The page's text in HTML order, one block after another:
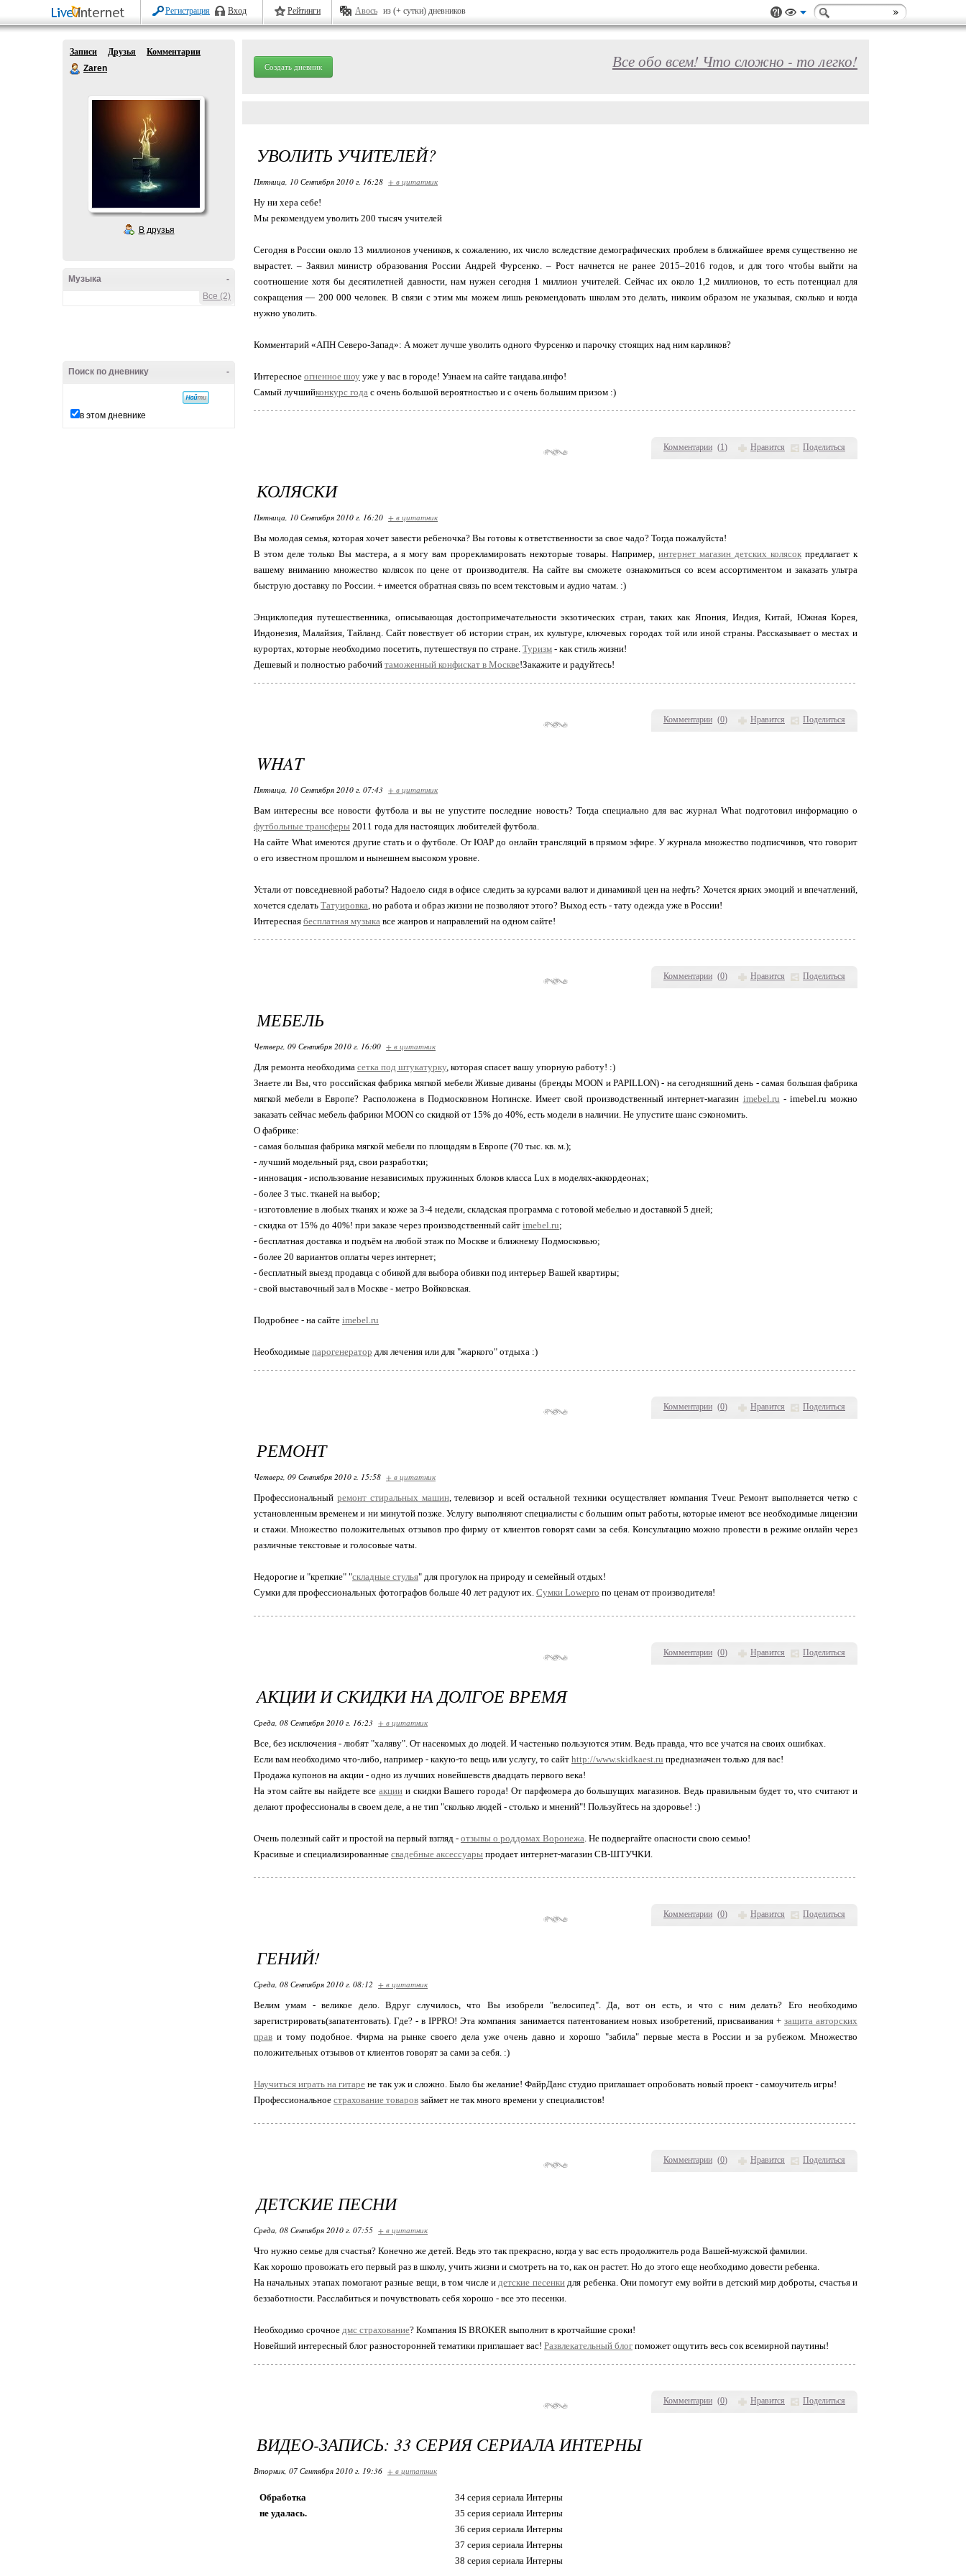
Регистрация Вход Рейтинги Авось из (+ сутки) дневников
Записи Друзья
Комментарии
Zaren
В друзья
-
Музыка
Все (2)
-
Поиск по дневнику
в этом дневнике
Создать дневник Все обо всем! Что сложно - то легко!
Комментарии (1) Нравится Поделиться
УВОЛИТЬ УЧИТЕЛЕЙ?
Пятница, 10 Сентября 2010 г. 16:28 + в цитатник
Ну ни хера себе!
Мы рекомендуем уволить 200 тысяч учителей
Сегодня в России около 13 миллионов учеников, к сожалению, их число вследствие демографических проблем в ближайшее время существенно не
вырастет. – Заявил министр образования России Андрей Фурсенко. – Рост начнется не ранее 2015–2016 годов, и для того чтобы выйти на
соотношение хотя бы десятилетней давности, нам нужен сегодня 1 миллион учителей. Сейчас их около 1,2 миллионов, то есть потенциал для
сокращения — 200 000 человек. В связи с этим мы можем лишь рекомендовать школам это делать, никоим образом не указывая, сколько и когда
нужно уволить.
Комментарий «АПН Северо-Запад»: А может лучше уволить одного Фурсенко и парочку стоящих над ним карликов?
Интересное огненное шоу уже у вас в городе! Узнаем на сайте тандава.инфо!
Самый лучшийконкурс года с очень большой вероятностью и с очень большим призом :)
Комментарии (0) Нравится Поделиться
КОЛЯСКИ
Пятница, 10 Сентября 2010 г. 16:20 + в цитатник
Вы молодая семья, которая хочет завести ребеночка? Вы готовы к ответственности за свое чадо? Тогда пожалуйста!
В этом деле только Вы мастера, а я могу вам прорекламировать некоторые товары. Например, интернет магазин детских колясокпредлагает к
вашему вниманию множество колясок по цене от производителя. На сайте вы сможете ознакомиться со всем ассортиментом и заказать ультра
быструю доставку по России. + имеется обратная связь по всем текстовым и аудио чатам. :)
Энциклопедия путешественника, описывающая достопримечательности экзотических стран, таких как Япония, Индия, Китай, Южная Корея,
Индонезия, Малайзия, Тайланд. Сайт повествует об истории стран, их культуре, ключевых городах той или иной страны. Рассказывает о местах и
курортах, которые необходимо посетить, путешествуя по стране. Туризм - как стиль жизни!
Дешевый и полностью рабочий таможенный конфискат в Москве!Закажите и радуйтесь!
Комментарии (0) Нравится Поделиться
WHAT
Пятница, 10 Сентября 2010 г. 07:43 + в цитатник
Вам интересны все новости футбола и вы не упустите последние новость? Тогда специально для вас журнал What подготовил информацию о
футбольные трансферы 2011 года для настоящих любителей футбола.
На сайте What имеются другие стать и о футболе. От ЮАР до онлайн трансляций в прямом эфире. У журнала множество подписчиков, что говорит
о его известном прошлом и нынешнем высоком уровне.
Устали от повседневной работы? Надоело сидя в офисе следить за курсами валют и динамикой цен на нефть? Хочется ярких эмоций и впечатлений,
хочется сделать Татуировка, но работа и образ жизни не позволяют этого? Выход есть - тату одежда уже в России!
Интересная бесплатная музыка все жанров и направлений на одном сайте!
Комментарии (0) Нравится Поделиться
МЕБЕЛЬ
Четверг, 09 Сентября 2010 г. 16:00 + в цитатник
Для ремонта необходима сетка под штукатурку, которая спасет вашу упорную работу! :)
Знаете ли Вы, что российская фабрика мягкой мебели Живые диваны (бренды MOON и PAPILLON) - на сегодняшний день - самая большая фабрика
мягкой мебели в Европе? Расположена в Подмосковном Ногинске. Имеет свой производственный интернет-магазин imebel.ru - imebel.ru можно
заказать сейчас мебель фабрики MOON со скидкой от 15% до 40%, есть модели в наличии. Не упустите шанс сэкономить.
О фабрике:
- самая большая фабрика мягкой мебели по площадям в Европе (70 тыс. кв. м.);
- лучший модельный ряд, свои разработки;
- инновация - использование независимых пружинных блоков класса Lux в моделях-аккордеонах;
- более 3 тыс. тканей на выбор;
- изготовление в любых тканях и коже за 3-4 недели, складская программа с готовой мебелью и доставкой 5 дней;
- скидка от 15% до 40%! при заказе через производственный сайт imebel.ru;
- бесплатная доставка и подъём на любой этаж по Москве и ближнему Подмосковью;
- более 20 вариантов оплаты через интернет;
- бесплатный выезд продавца с обикой для выбора обивки под интерьер Вашей квартиры;
- свой выставочный зал в Москве - метро Войковская.
Подробнее - на сайте imebel.ru
Необходимые парогенератор для лечения или для "жаркого" отдыха :)
Комментарии (0) Нравится Поделиться
РЕМОНТ
Четверг, 09 Сентября 2010 г. 15:58 + в цитатник
Профессиональный ремонт стиральных машин, телевизор и всей остальной техники осуществляет компания Tveur. Ремонт выполняется четко с
установленным временем и ни минутой позже. Услугу выполняют специалисты с большим опыт работы, которые имеют все необходимые лицензии
и стажи. Множество положительных отзывов про фирму от клиентов говорят сами за себя. Консультацию можно провести в режиме онлайн через
различные текстовые и голосовые чаты.
Недорогие и "крепкие" "складные стулья" для прогулок на природу и семейный отдых!
Сумки для профессиональных фотографов больше 40 лет радуют их. Сумки Lowepro по ценам от производителя!
Комментарии (0) Нравится Поделиться
АКЦИИ И СКИДКИ НА ДОЛГОЕ ВРЕМЯ
Среда, 08 Сентября 2010 г. 16:23 + в цитатник
Все, без исключения - любят "халяву". От насекомых до людей. И частенько пользуются этим. Ведь правда, что все учатся на своих ошибках.
Если вам необходимо что-либо, например - какую-то вещь или услугу, то сайт http://www.skidkaest.ru предназначен только для вас!
Продажа купонов на акции - одно из лучших новейшевств двадцать первого века!
На этом сайте вы найдете все акциии скидки Вашего города! От парфюмера до большущих магазинов. Ведь правильным будет то, что считают и
делают профессионалы в своем деле, а не тип "сколько людей - столько и мнений"! Пользуйтесь на здоровье! :)
Очень полезный сайт и простой на первый взгляд - отзывы о роддомах Воронежа. Не подвергайте опасности свою семью!
Красивые и специализированные свадебные аксессуары продает интернет-магазин СВ-ШТУЧКИ.
Комментарии (0) Нравится Поделиться
ГЕНИЙ!
Среда, 08 Сентября 2010 г. 08:12 + в цитатник
Велим умам - великое дело. Вдруг случилось, что Вы изобрели "велосипед". Да, вот он есть, и что с ним делать? Его необходимо
зарегистрировать(запатентовать). Где? - в IPPRO! Эта компания занимается патентованием новых изобретений, присваивания + защита авторских
прав и тому подобное. Фирма на рынке своего дела уже очень давно и хорошо "забила" первые места в России и за рубежом. Множество
положительных отзывов от клиентов говорят за сами за себя. :)
Научиться играть на гитаре не так уж и сложно. Было бы желание! ФайрДанс студио приглашает опробовать новый проект - самоучитель игры!
Профессиональное страхование товаров займет не так много времени у специалистов!
Комментарии (0) Нравится Поделиться
ДЕТСКИЕ ПЕСНИ
Среда, 08 Сентября 2010 г. 07:55 + в цитатник
Что нужно семье для счастья? Конечно же детей. Ведь это так прекрасно, когда у вас есть продолжитель рода Вашей-мужской фамилии.
Как хорошо провожать его первый раз в школу, учить жизни и смотреть на то, как он растет. Но до этого еще необходимо довести ребенка.
На начальных этапах помогают разные вещи, в том числе идетские песенкидля ребенка. Они помогут ему войти в детский мир доброты, счастья и
беззаботности. Расслабиться и почувствовать себя хорошо - все это песенки.
Необходимо срочное дмс страхование? Компания IS BROKER выполнит в кротчайшие сроки!
Новейший интересный блог разносторонней тематики приглашает вас! Развлекательный блог поможет ощутить весь сок всемирной паутины!
ВИДЕО-ЗАПИСЬ: 33 СЕРИЯ СЕРИАЛА ИНТЕРНЫ
Вторник, 07 Сентября 2010 г. 19:36 + в цитатник
Обработка
не удалась.
34 серия сериала Интерны
35 серия сериала Интерны
36 серия сериала Интерны
37 серия сериала Интерны
38 серия сериала Интерны